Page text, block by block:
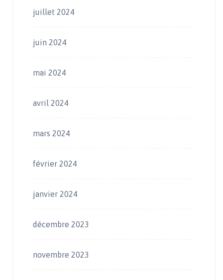
juillet 2024
juin 2024
mai 2024
avril 2024
mars 2024
février 2024
janvier 2024
décembre 2023
novembre 2023